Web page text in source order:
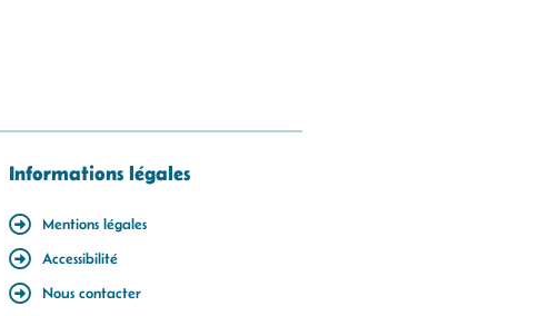
Informations légales
Mentions légales
Accessibilité
Nous contacter